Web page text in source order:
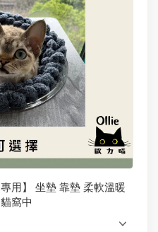
用】 坐墊 靠墊 柔軟溫暖
窩中